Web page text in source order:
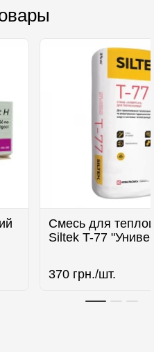
Смесь для
Siltek T-77
370 грн./шт.